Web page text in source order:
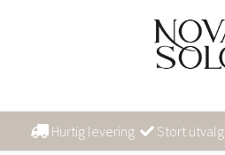
Hurtig levering Stort utvalg